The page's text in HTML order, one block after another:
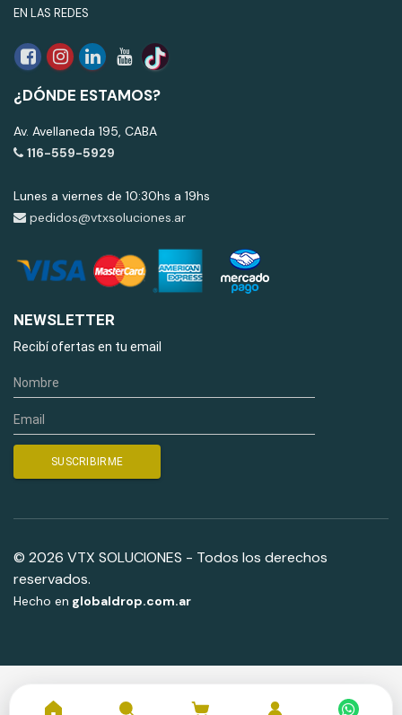
EN LAS REDES
¿DÓNDE ESTAMOS?
Av. Avellaneda 195, CABA
116-559-5929
Lunes a viernes de 10:30hs a 19hs
pedidos@vtxsoluciones.ar
NEWSLETTER
Recibí ofertas en tu email
© 2026 VTX SOLUCIONES - Todos los derechos
reservados.
Hecho en globaldrop.com.ar